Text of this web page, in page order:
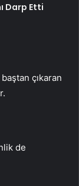
Darp Etti
çıkaran
de